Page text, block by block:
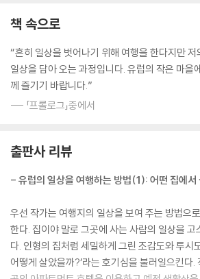
책 속으로
“흔히 일상을 벗어나기 위해 여행을 한다지만 저
일상을 담아 오는 과정입니다. 유럽의 작은 마을
께 즐기기 바랍니다.”
--- 「프롤로그」중에서
출판사 리뷰
- 유럽의 일상을 여행하는 방법(1): 어떤 집에서
우선 작가는 여행지의 일상을 보여 주는 방법으
한다. 집이야 말로 그곳에 사는 사람의 일상을 고
다. 인형의 집처럼 세밀하게 그린 조감도와 투시
어떻게 살았을까?’라는 호기심을 불러일으킨다.